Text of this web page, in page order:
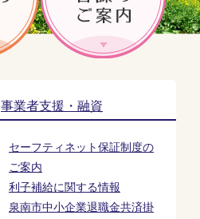
事業者支援・融資
セーフティネット保証制度の
ご案内
利子補給に関する情報
泉南市中小企業退職金共済掛